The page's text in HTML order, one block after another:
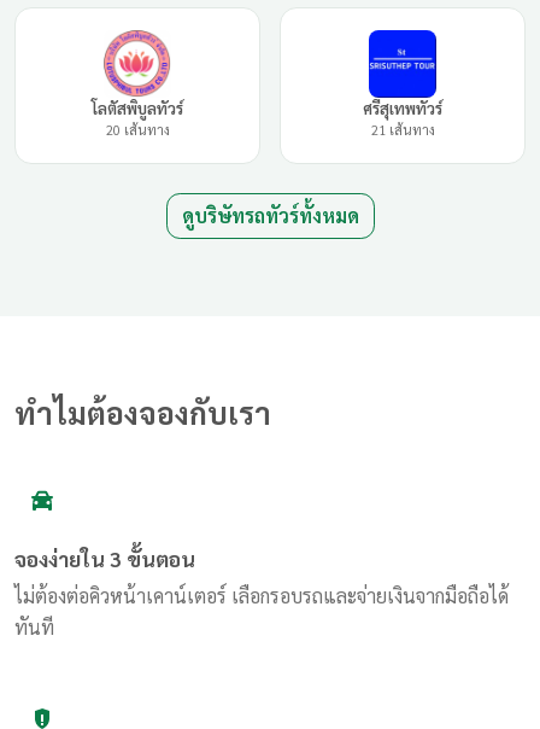
โลตัสพิบูลทัวร์ ศรีสุเทพทัวร์
ดูบริษัทรถทัวร์ทั้งหมด
ทำไมต้องจองกับเรา
จองง่ายใน 3 ขั้นตอน
ไม่ต้องต่อคิวหน้าเคาน์เตอร์ เลือกรอบรถและจ่ายเงินจากมือถือได้
ทันที